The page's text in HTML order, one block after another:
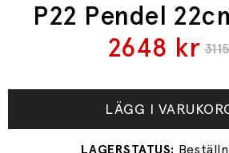
P22 Pendel
2648 kr
LÄGG I